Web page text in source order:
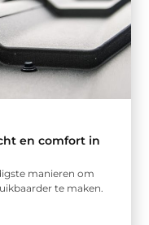
en comfort in
manieren om
te maken.